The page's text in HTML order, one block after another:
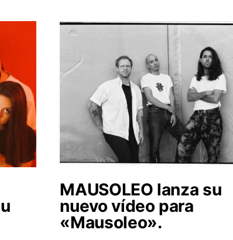
MAUSOLEO lanza su
nuevo vídeo para
«Mausoleo».